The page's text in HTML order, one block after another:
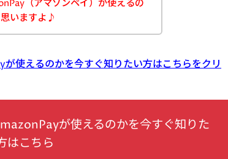
（アマゾンペイ）が使えるの
いますよ♪
使えるのかを今すぐ知りたい方はこちらをクリ
が使えるのかを今すぐ知りた
はこちら